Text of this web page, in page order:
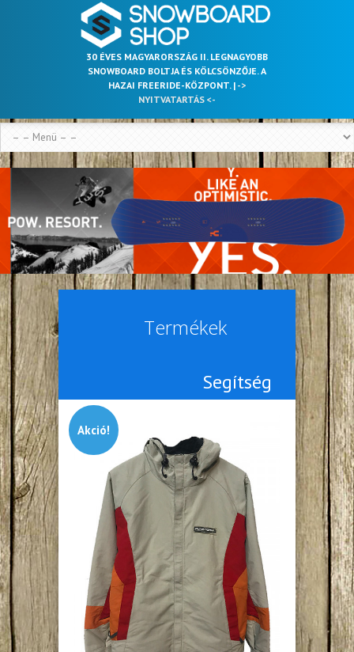
30 ÉVES MAGYARORSZÁG II. LEGNAGYOBB
SNOWBOARD BOLTJA ÉS KÖLCSÖNZŐJE. A
HAZAI FREERIDE-KÖZPONT. | ->
NYITVATARTÁS <-
Termékek
Segítség
Akció!